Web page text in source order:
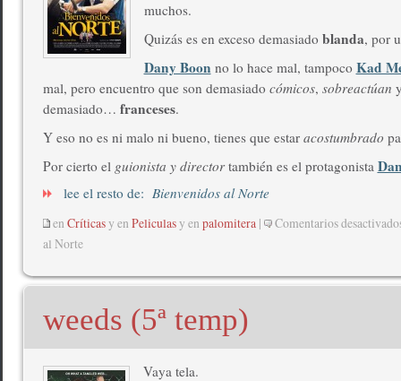
muchos.
Quizás es en exceso demasiado blanda, por
Dany Boon no lo hace mal, tampoco Kad
mal, pero encuentro que son demasiado cómicos, sobreactúan
demasiado… franceses.
Y eso no es ni malo ni bueno, tienes que estar acostumbrado
Por cierto el guionista y directortambién es el protagonista
lee el resto de: Bienvenidos al Norte
en Críticasy en Peliculasy en palomitera |
Comentarios
al Norte
weeds (5ª temp)
Vaya tela.